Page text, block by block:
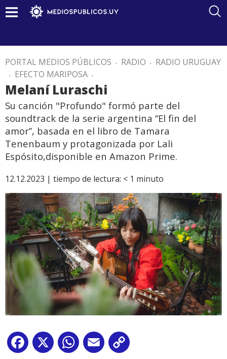
PORTAL MEDIOS PÚBLICOS . RADIO . RADIO URUGUAY
. EFECTO MARIPOSA .
Melaní Luraschi
Su canción "Profundo" formó parte del
soundtrack de la serie argentina ‘‘El fin del
amor’’, basada en el libro de Tamara
Tenenbaum y protagonizada por Lali
Espósito,disponible en Amazon Prime.
12.12.2023 | tiempo de lectura: < 1 minuto
Facebook
X WhatsApp
Email